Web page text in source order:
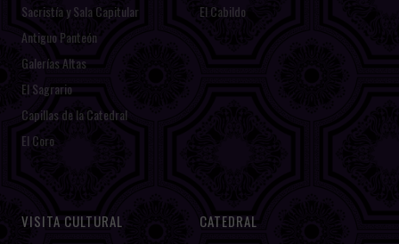
Sacristía y Sala Capitular
Antiguo Panteón
Galerías Altas
El Sagrario
Capillas de la Catedral
El Coro
El Cabildo
VISITA CULTURAL CATEDRAL